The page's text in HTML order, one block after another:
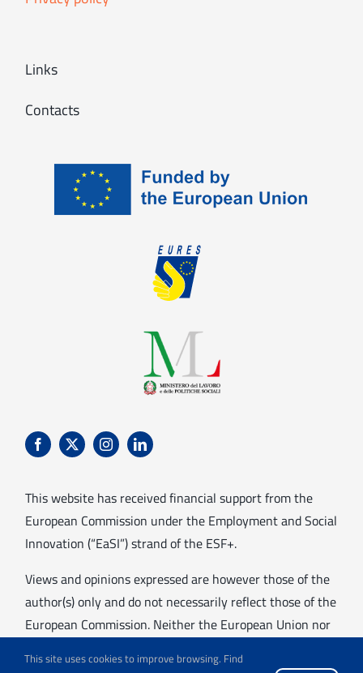
Links
Contacts
This website has received financial support from the
European Commission under the Employment and Social
Innovation (“EaSI”) strand of the ESF+.
Views and opinions expressed are however those of the
author(s) only and do not necessarily reflect those of the
European Commission. Neither the European Union nor
This site uses cookies to improve browsing. Find